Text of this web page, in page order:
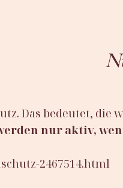
Das bedeutet, die
nur aktiv,
2467514.html